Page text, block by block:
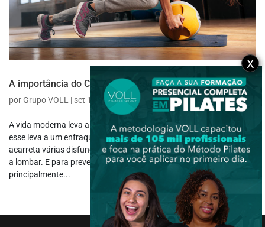
A importância do Core na atividade física
porGrupo VOLL | set 13, 2017|Aulas Pré e Pós Aulas
A vida moderna leva a maioria da população ao sedentarismo. E
esse leva a um enfraquecimento e descompensação muscular que
acarreta várias disfunções e dores. Sendo a mais comum das dores
a lombar. E para prevenir e até mesmo aliviar dores e disfunções
principalmente...
X